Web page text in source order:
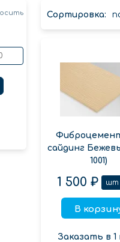
Сортировка:
сайдинг
1001)
1 500 ₽ шт
В
Заказать в 1